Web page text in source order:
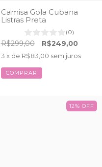
Camisa Gola Cubana
Listras Preta
(0)
R$299,00 R$249,00
3 x de R$83,00 sem juros
COMPRAR
12% OFF